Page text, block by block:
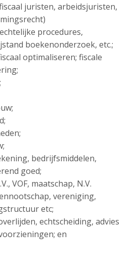
juristen, arbeidsjuristen,
procedures,
boekenonderzoek, etc.;
optimaliseren; fiscale
bedrijfsmiddelen,
goed;
VOF, maatschap, N.V.
vereniging,
etc;
echtscheiding, advies
en